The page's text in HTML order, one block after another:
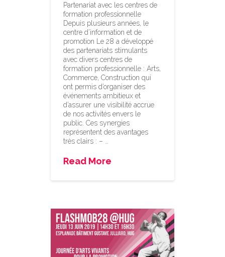
Partenariat avec les centres de
formation professionnelle
Depuis plusieurs années, le
centre d’information et de
promotion Le 28 a développé
des partenariats stimulants
avec divers centres de
formation professionnelle : Arts,
Commerce, Construction qui
ont permis d’organiser des
événements ambitieux et
d’assurer une visibilité accrue
de nos activités envers le
public. Ces synergies
représentent des avantages
très clairs : – …
Read More